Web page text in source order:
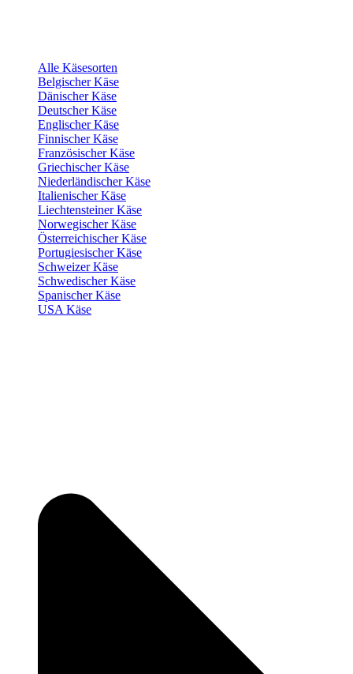
Alle Käsesorten
Belgischer Käse
Dänischer Käse
Deutscher Käse
Englischer Käse
Finnischer Käse
Französischer Käse
Griechischer Käse
Niederländischer Käse
Italienischer Käse
Liechtensteiner Käse
Norwegischer Käse
Österreichischer Käse
Portugiesischer Käse
Schweizer Käse
Schwedischer Käse
Spanischer Käse
USA Käse